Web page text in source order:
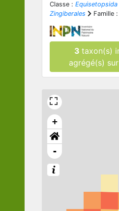
Classe : Equisetopsida
Zingiberales
Famille :
3 taxon(s)
+
-